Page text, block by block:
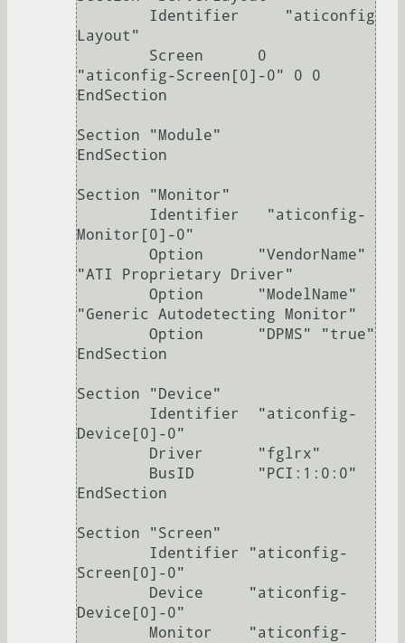
Layout"
"aticonfig-Screen[0]-0" 0 0
EndSection
Section "Module"
EndSection
Section "Monitor"
Monitor[0]-0"
"ATI Proprietary Driver"
"Generic Autodetecting Monitor"
EndSection
Section "Device"
Device[0]-0"
EndSection
Section "Screen"
Screen[0]-0"
Device[0]-0"